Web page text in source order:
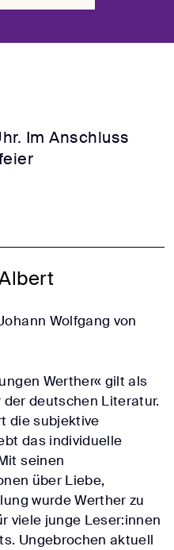
Im Anschluss
Wolfgang von
Werther« gilt als
deutschen Literatur.
die subjektive
das individuelle
seinen
über Liebe,
wurde Werther zu
viele junge Leser:innen
Ungebrochen aktuell